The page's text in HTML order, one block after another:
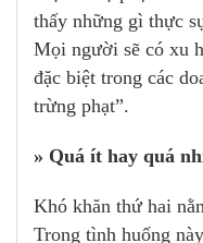
thấy những gì thực
Mọi người sẽ có xu
đặc biệt trong các
trừng phạt”.
» Quá ít hay quá
Khó khăn thứ hai
Trong tình huống